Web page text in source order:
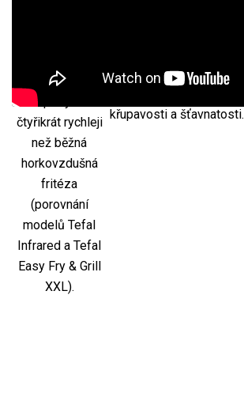
požadované
teploty až
čtyřikrát rychleji
než běžná
horkovzdušná
fritéza
(porovnání
modelů Tefal
Infrared a Tefal
Easy Fry & Grill
XXL).
připravíte pokrmy s
křupavosti a šťavnatosti.